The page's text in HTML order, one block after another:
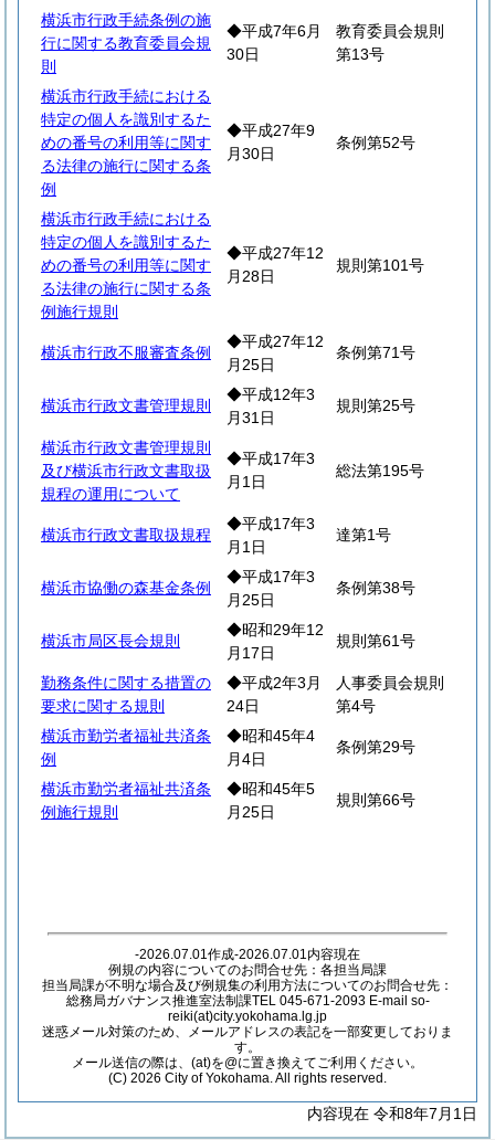
横浜市行政手続条例の施
行に関する教育委員会規
則
◆平成7年6月
30日
教育委員会規則
第13号
横浜市行政手続における
特定の個人を識別するた
めの番号の利用等に関す
る法律の施行に関する条
例
◆平成27年9
月30日
条例第52号
横浜市行政手続における
特定の個人を識別するた
めの番号の利用等に関す
る法律の施行に関する条
例施行規則
◆平成27年12
月28日
規則第101号
横浜市行政不服審査条例
◆平成27年12
月25日
条例第71号
横浜市行政文書管理規則
◆平成12年3
月31日
規則第25号
横浜市行政文書管理規則
及び横浜市行政文書取扱
規程の運用について
◆平成17年3
月1日
総法第195号
横浜市行政文書取扱規程
◆平成17年3
月1日
達第1号
横浜市協働の森基金条例
◆平成17年3
月25日
条例第38号
横浜市局区長会規則
◆昭和29年12
月17日
規則第61号
勤務条件に関する措置の
要求に関する規則
◆平成2年3月
24日
人事委員会規則
第4号
横浜市勤労者福祉共済条
例
◆昭和45年4
月4日
条例第29号
横浜市勤労者福祉共済条
例施行規則
◆昭和45年5
月25日
規則第66号
-2026.07.01作成-2026.07.01内容現在
例規の内容についてのお問合せ先：各担当局課
担当局課が不明な場合及び例規集の利用方法についてのお問合せ先：
総務局ガバナンス推進室法制課TEL 045-671-2093 E-mail so-
reiki(at)city.yokohama.lg.jp
迷惑メール対策のため、メールアドレスの表記を一部変更しておりま
す。
メール送信の際は、(at)を@に置き換えてご利用ください。
(C) 2026 City of Yokohama. All rights reserved.
内容現在 令和8年7月1日